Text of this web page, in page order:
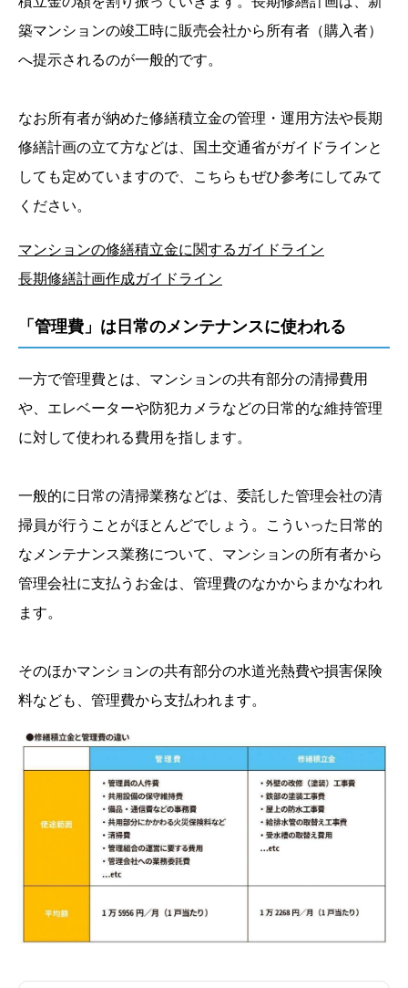
築マンションの竣工時に販売会社から所有者（購入者）
へ提示されるのが一般的です。
なお所有者が納めた修繕積立金の管理・運用方法や長期
修繕計画の立て方などは、国土交通省がガイドラインと
しても定めていますので、こちらもぜひ参考にしてみて
ください。
マンションの修繕積立金に関するガイドライン
長期修繕計画作成ガイドライン
「管理費」は日常のメンテナンスに使われる
一方で管理費とは、マンションの共有部分の清掃費用
や、エレベーターや防犯カメラなどの日常的な維持管理
に対して使われる費用を指します。
一般的に日常の清掃業務などは、委託した管理会社の清
掃員が行うことがほとんどでしょう。こういった日常的
なメンテナンス業務について、マンションの所有者から
管理会社に支払うお金は、管理費のなかからまかなわれ
ます。
そのほかマンションの共有部分の水道光熱費や損害保険
料なども、管理費から支払われます。